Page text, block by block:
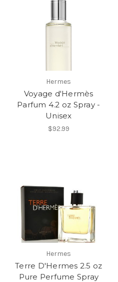
Hermes
Voyage d'Hermès
Parfum 4.2 oz Spray -
Unisex
$92.99
Hermes
Terre D'Hermes 2.5 oz
Pure Perfume Spray